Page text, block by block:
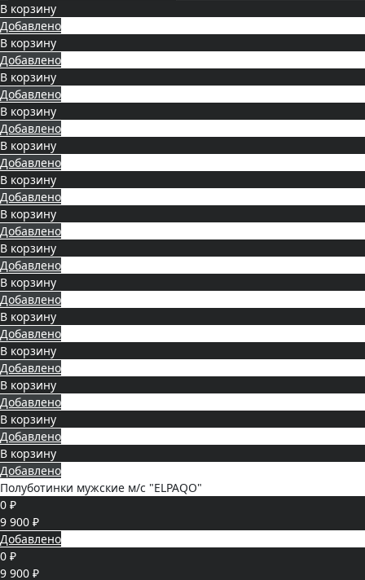
В корзину
Добавлено
В корзину
Добавлено
В корзину
Добавлено
В корзину
Добавлено
В корзину
Добавлено
В корзину
Добавлено
В корзину
Добавлено
В корзину
Добавлено
В корзину
Добавлено
В корзину
Добавлено
В корзину
Добавлено
В корзину
Добавлено
В корзину
Добавлено
В корзину
Добавлено
Полуботинки мужские м/с "ELPAQO"
0 ₽
9 900 ₽
Добавлено
0 ₽
9 900 ₽